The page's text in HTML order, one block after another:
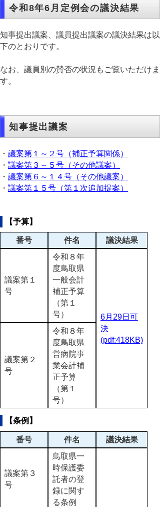
令和8年6月定例会の議決結果
知事提出議案、議員提出議案の議決結果は以
下のとおりです。
なお、議員別の賛否の状況もご覧いただけま
す。
知事提出議案
・ 議案第１～２号（補正予算関係）
・ 議案第３～５号（その他議案）
・ 議案第６～１４号（その他議案）
・ 議案第１５号（第１次追加提案）
【予算】
番号 件名 議決結果
議案第１
号
令和８年
度鳥取県
一般会計
補正予算
（第１
号）
6月29日可
決
(pdf:418KB)
議案第２
号
令和８年
度鳥取県
営病院事
業会計補
正予算
（第１
号）
【条例】
番号 件名 議決結果
議案第３
号
鳥取県一
時保護委
託者の登
録に関す
る条例